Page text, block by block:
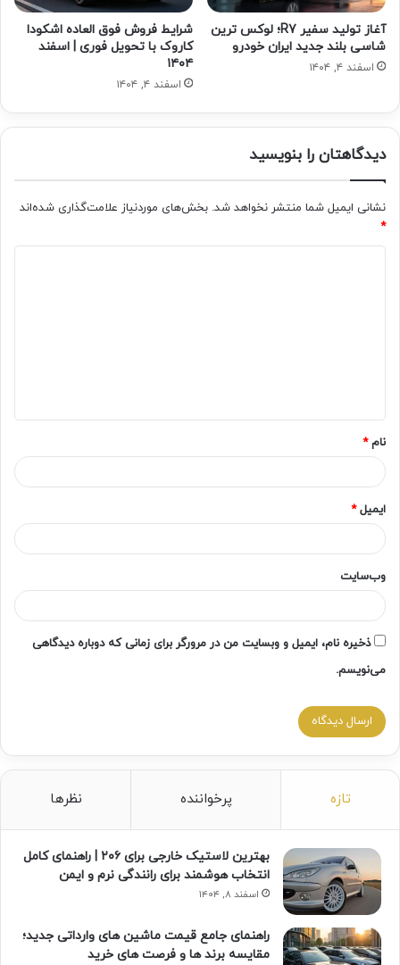
آغاز تولید سفیر R7؛ لوکس ترین
شاسی بلند جدید ایران خودرو
اسفند ۴, ۱۴۰۴
شرایط فروش فوق العاده اشکودا
کاروک با تحویل فوری | اسفند
۱۴۰۴
اسفند ۴, ۱۴۰۴
دیدگاهتان را بنویسید
نشانی ایمیل شما منتشر نخواهد شد. بخش‌های موردنیاز علامت‌گذاری شده‌اند
*
*
نام*
ایمیل*
وب‌سایت
ذخیره نام، ایمیل و وبسایت من در مرورگر برای زمانی که دوباره دیدگاهی
می‌نویسم.
تازه پرخواننده نظرها
بهترین لاستیک خارجی برای ۲۰۶ | راهنمای کامل
انتخاب هوشمند برای رانندگی نرم و ایمن
اسفند ۸, ۱۴۰۴
راهنمای جامع قیمت ماشین های وارداتی جدید؛
مقایسه برند ها و فرصت های خرید